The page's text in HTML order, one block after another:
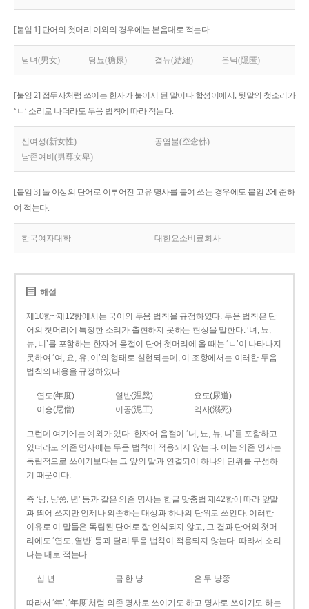
[붙임 1] 단어의 첫머리 이외의 경우에는 본음대로 적는다.
남녀(男女) 당뇨(糖尿) 결뉴(結紐) 은닉(隱匿)
[붙임 2] 접두사처럼 쓰이는 한자가 붙어서 된 말이나 합성어에서, 뒷말의 첫소리가
‘ㄴ’ 소리로 나더라도 두음 법칙에 따라 적는다.
신여성(新女性)
공염불(空念佛)
남존여비(男尊女卑)
[붙임 3] 둘 이상의 단어로 이루어진 고유 명사를 붙여 쓰는 경우에도 붙임 2에 준하
여 적는다.
한국여자대학 대한요소비료회사
해설
제10항~제12항에서는 국어의 두음 법칙을 규정하였다. 두음 법칙은 단
어의 첫머리에 특정한 소리가 출현하지 못하는 현상을 말한다. ‘녀, 뇨,
뉴, 니’를 포함하는 한자어 음절이 단어 첫머리에 올 때는 ‘ㄴ’이 나타나지
못하여 ‘여, 요, 유, 이’의 형태로 실현되는데, 이 조항에서는 이러한 두음
법칙의 내용을 규정하였다.
연도(年度) 열반(涅槃)
요도(尿道)
이승(尼僧)
이공(泥工) 익사(溺死)
그런데 여기에는 예외가 있다. 한자어 음절이 ‘녀, 뇨, 뉴, 니’를 포함하고
있더라도 의존 명사에는 두음 법칙이 적용되지 않는다. 이는 의존 명사는
독립적으로 쓰이기보다는 그 앞의 말과 연결되어 하나의 단위를 구성하
기 때문이다.
즉 ‘냥, 냥쭝, 년’ 등과 같은 의존 명사는 한글 맞춤법 제42항에 따라 앞말
과 띄어 쓰지만 언제나 의존하는 대상과 하나의 단위로 쓰인다. 이러한
이유로 이 말들은 독립된 단어로 잘 인식되지 않고, 그 결과 단어의 첫머
리에도 ‘연도, 열반’ 등과 달리 두음 법칙이 적용되지 않는다. 따라서 소리
나는 대로 적는다.
십 년 금 한 냥 은 두 냥쭝
따라서 ‘年’, ‘年度’처럼 의존 명사로 쓰이기도 하고 명사로 쓰이기도 하는